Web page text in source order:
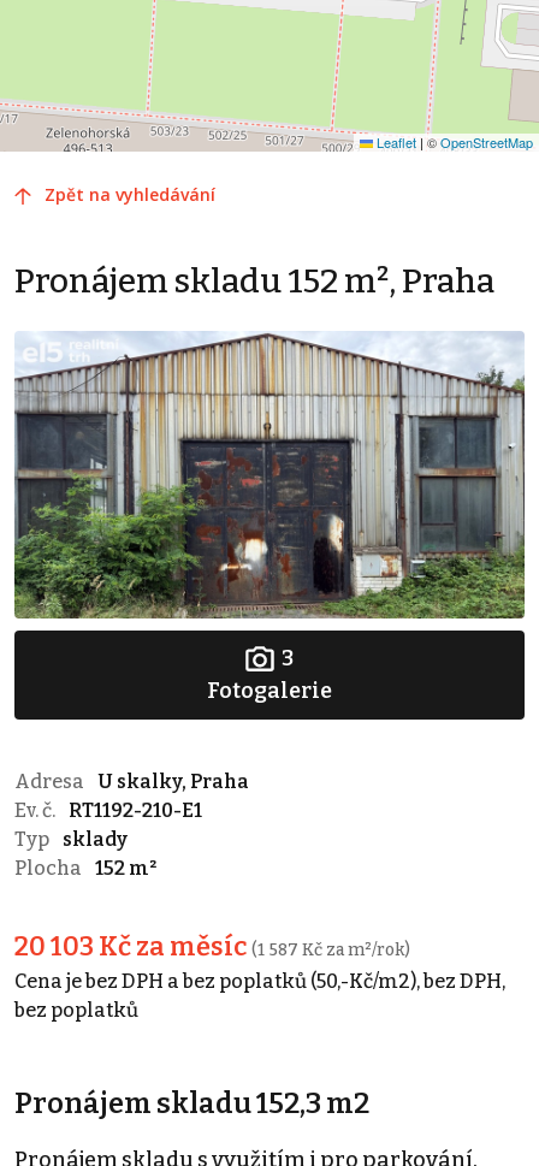
Leaflet| ©OpenStreetMap
Zpět na vyhledávání
Pronájem skladu 152 m², Praha
3
Fotogalerie
Adresa
U skalky, Praha
Ev. č.
RT1192-210-E1
Typ
sklady
Plocha
152 m²
20 103 Kč za měsíc (1 587 Kč za m²/rok)
Cena je bez DPH a bez poplatků (50,-Kč/m2), bez DPH,
bez poplatků
Pronájem skladu 152,3 m2
Pronájem skladu s využitím i pro parkování.